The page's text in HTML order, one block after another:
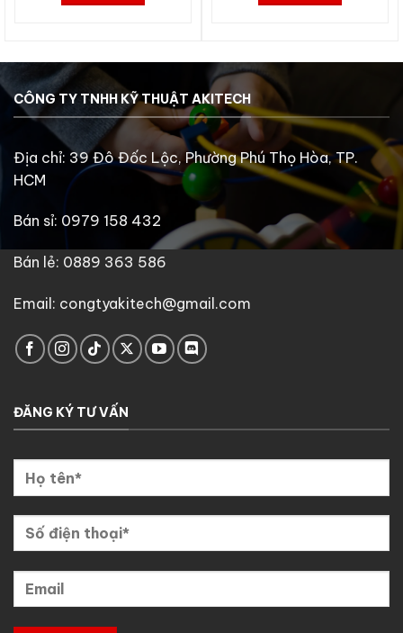
CÔNG TY TNHH KỸ THUẬT AKITECH
Địa chỉ: 39 Đô Đốc Lộc, Phường Phú Thọ Hòa, TP.
HCM
Bán sỉ: 0979 158 432
Bán lẻ: 0889 363 586
Email: congtyakitech@gmail.com
ĐĂNG KÝ TƯ VẤN